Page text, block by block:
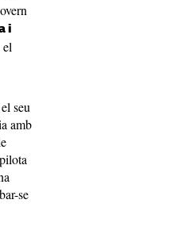
i
seu
amb
se